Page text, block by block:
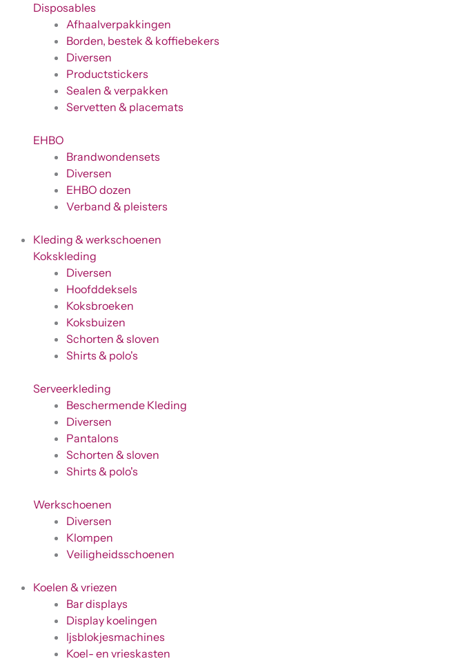
Disposables
Afhaalverpakkingen
Borden, bestek & koffiebekers
Diversen
Productstickers
Sealen & verpakken
Servetten & placemats
EHBO
Brandwondensets
Diversen
EHBO dozen
Verband & pleisters
Kleding & werkschoenen
Kokskleding
Diversen
Hoofddeksels
Koksbroeken
Koksbuizen
Schorten & sloven
Shirts & polo's
Serveerkleding
Beschermende Kleding
Diversen
Pantalons
Schorten & sloven
Shirts & polo's
Werkschoenen
Diversen
Klompen
Veiligheidsschoenen
Koelen & vriezen
Bar displays
Display koelingen
Ijsblokjesmachines
Koel- en vrieskasten